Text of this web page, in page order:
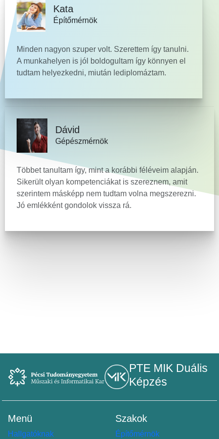
Kata
Építőmérnök
Minden nagyon szuper volt. Szerettem így tanulni.
A munkahelyen is jól boldogultam így könnyen el
tudtam helyezkedni, miután lediplomáztam.
Dávid
Gépészmérnök
Többet tanultam így, mint a korábbi féléveim alapján.
Sikerült olyan kompetenciákat is szereznem, amit
szerintem másképp nem tudtam volna megszerezni.
Jó emlékként gondolok vissza rá.
PTE MIK Duális
Képzés
Menü
Hallgatóknak
Szakok
Építőmérnök